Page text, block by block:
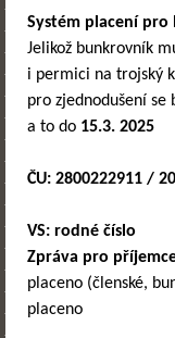
Systém placení
Jelikož bunkrovník
i permici na trojský
pro zjednodušení se
a to do 15.3. 2025
ČU: 2800222911 /
VS: rodné číslo
Zpráva pro
placeno (členské,
placeno